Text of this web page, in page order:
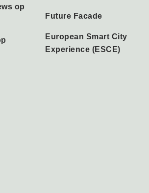
op
Future Facade
European Smart City
Experience (ESCE)